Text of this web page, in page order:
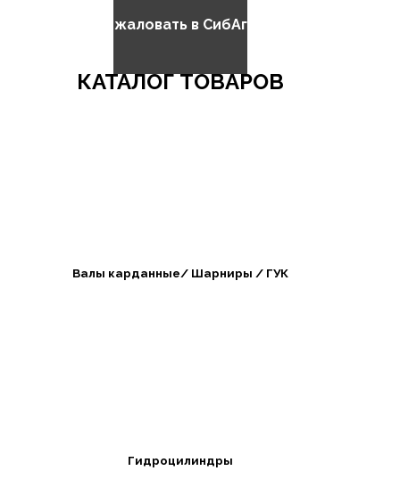
Добро пожаловать в СибАгроБизнес
КАТАЛОГ ТОВАРОВ
Валы карданные/ Шарниры / ГУК
Гидроцилиндры